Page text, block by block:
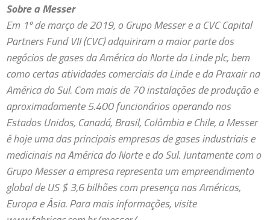
Sobre a Messer
Em 1º de março de 2019, o Grupo Messer e a CVC Capital
Partners Fund VII (CVC) adquiriram a maior parte dos
negócios de gases da América do Norte da Linde plc, bem
como certas atividades comerciais da Linde e da Praxair na
América do Sul. Com mais de 70 instalações de produção e
aproximadamente 5.400 funcionários operando nos
Estados Unidos, Canadá, Brasil, Colômbia e Chile, a Messer
é hoje uma das principais empresas de gases industriais e
medicinais na América do Norte e do Sul. Juntamente com o
Grupo Messer a empresa representa um empreendimento
global de US $ 3,6 bilhões com presença nas Américas,
Europa e Ásia. Para mais informações, visite